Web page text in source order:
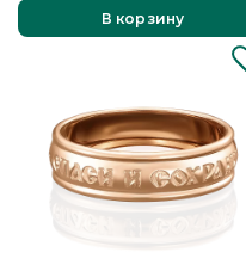
В корзину